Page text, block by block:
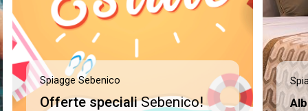
Spiagge Sebenico
Offerte specialiSebenico!